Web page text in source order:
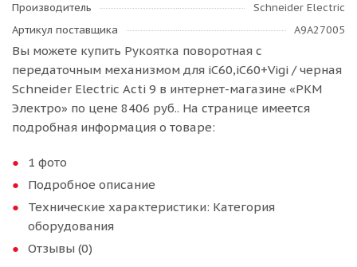
Производитель
Schneider Electric
Артикул поставщика
A9A27005
Вы можете купить Рукоятка поворотная с
передаточным механизмом для iC60,iC60+Vigi / черная
Schneider Electric Acti 9 в интернет-магазине «РКМ
Электро» по цене 8406 руб.. На странице имеется
подробная информация о товаре:
1 фото
Подробное описание
Технические характеристики: Категория
оборудования
Отзывы (0)